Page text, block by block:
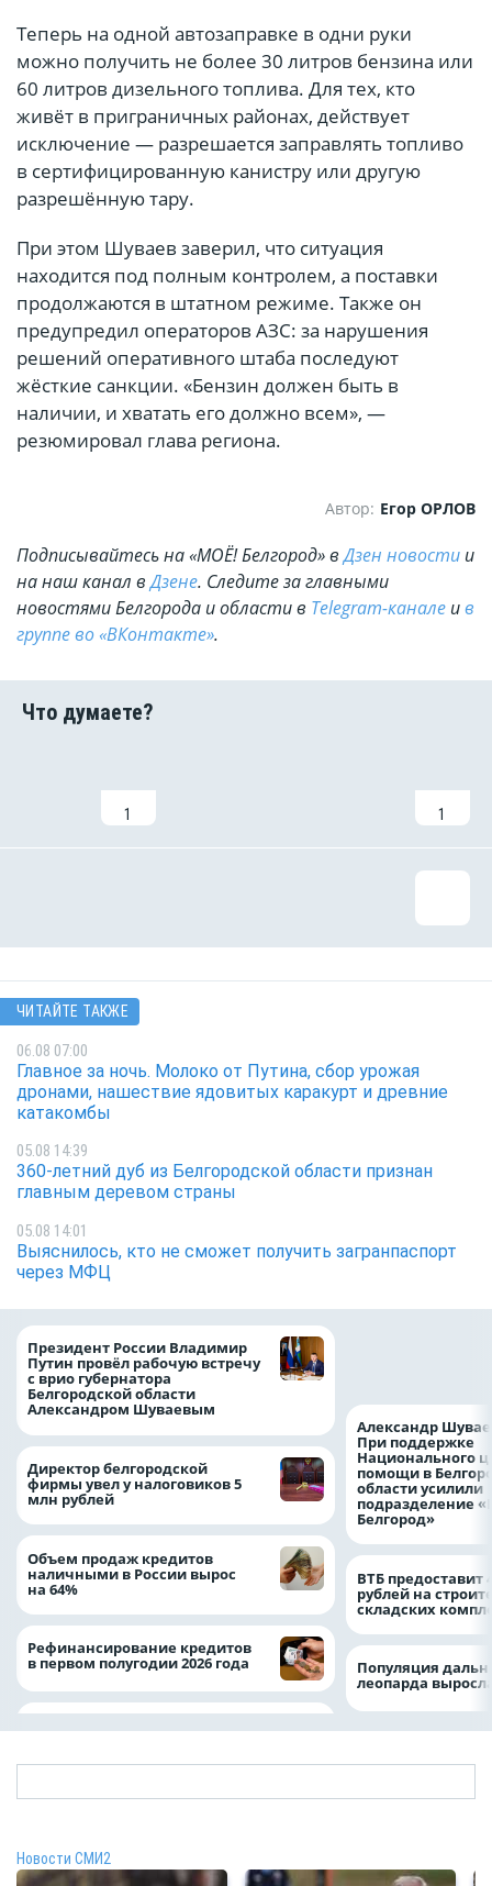
Теперь на одной автозаправке в одни руки
можно получить не более 30 литров бензина или
60 литров дизельного топлива. Для тех, кто
живёт в приграничных районах, действует
исключение — разрешается заправлять топливо
в сертифицированную канистру или другую
разрешённую тару.
При этом Шуваев заверил, что ситуация
находится под полным контролем, а поставки
продолжаются в штатном режиме. Также он
предупредил операторов АЗС: за нарушения
решений оперативного штаба последуют
жёсткие санкции. «Бензин должен быть в
наличии, и хватать его должно всем», —
резюмировал глава региона.
Автор: Егор ОРЛОВ
Подписывайтесь на «МОЁ! Белгород» вДзен новости и
на наш канал вДзене. Cледите за главными
новостями Белгорода и области в Telegram-канале ив
группе во «ВКонтакте».
1 1
ЧИТАЙТЕ ТАКЖЕ
06.08 07:00
Главное за ночь. Молоко от Путина, сбор урожая
дронами, нашествие ядовитых каракурт и древние
катакомбы
05.08 14:39
360-летний дуб из Белгородской области признан
главным деревом страны
05.08 14:01
Выяснилось, кто не сможет получить загранпаспорт
через МФЦ
Президент России Владимир
Путин провёл рабочую встречу
с врио губернатора
Белгородской области
Александром Шуваевым
Директор белгородской
фирмы увел у налоговиков 5
млн рублей
Объем продаж кредитов
наличными в России вырос
на 64%
Рефинансирование кредитов
в первом полугодии 2026 года
Александр
При поддержке
Национального
помощи в
области усилили
подразделение
Белгород»
ВТБ предоставит
рублей на
складских
Популяция
леопарда
Новости СМИ2